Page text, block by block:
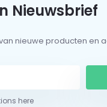
Nieuwsbrief
nieuwe producten en
here